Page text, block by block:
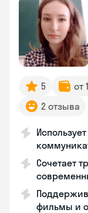
5 от
2 отзыва
Сочетает
фильмы и